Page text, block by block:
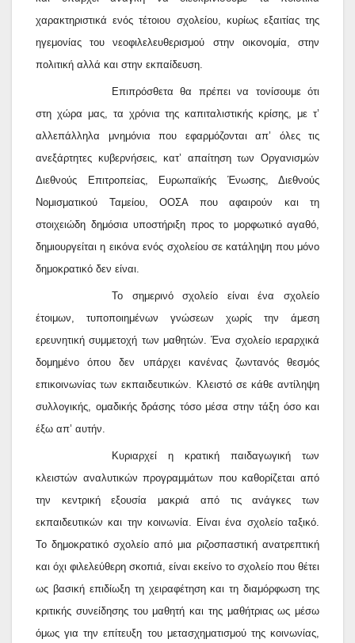
χαρακτηριστικά ενός τέτοιου σχολείου, κυρίως εξαιτίας της
ηγεμονίας του νεοφιλελευθερισμού στην οικονομία, στην
πολιτική αλλά και στην εκπαίδευση.
Επιπρόσθετα θα πρέπει να τονίσουμε ότι
στη χώρα μας, τα χρόνια της καπιταλιστικής κρίσης, με τ’
αλλεπάλληλα μνημόνια που εφαρμόζονται απ’ όλες τις
ανεξάρτητες κυβερνήσεις, κατ’ απαίτηση των Οργανισμών
Διεθνούς Επιτροπείας, Ευρωπαϊκής Ένωσης, Διεθνούς
Νομισματικού Ταμείου, ΟΟΣΑ που αφαιρούν και τη
στοιχειώδη δημόσια υποστήριξη προς το μορφωτικό αγαθό,
δημιουργείται η εικόνα ενός σχολείου σε κατάληψη που μόνο
δημοκρατικό δεν είναι.
Το σημερινό σχολείο είναι ένα σχολείο
έτοιμων, τυποποιημένων γνώσεων χωρίς την άμεση
ερευνητική συμμετοχή των μαθητών. Ένα σχολείο ιεραρχικά
δομημένο όπου δεν υπάρχει κανένας ζωντανός θεσμός
επικοινωνίας των εκπαιδευτικών. Κλειστό σε κάθε αντίληψη
συλλογικής, ομαδικής δράσης τόσο μέσα στην τάξη όσο και
έξω απ’ αυτήν.
Κυριαρχεί η κρατική παιδαγωγική των
κλειστών αναλυτικών προγραμμάτων που καθορίζεται από
την κεντρική εξουσία μακριά από τις ανάγκες των
εκπαιδευτικών και την κοινωνία. Είναι ένα σχολείο ταξικό.
Το δημοκρατικό σχολείο από μια ριζοσπαστική ανατρεπτική
και όχι φιλελεύθερη σκοπιά, είναι εκείνο το σχολείο που θέτει
ως βασική επιδίωξη τη χειραφέτηση και τη διαμόρφωση της
κριτικής συνείδησης του μαθητή και της μαθήτριας ως μέσω
όμως για την επίτευξη του μετασχηματισμού της κοινωνίας,